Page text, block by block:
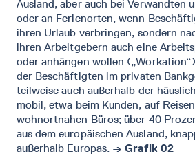
Ausland, aber auch bei Verwandten
oder an Ferienorten, wenn
ihren Urlaub verbringen, sondern
ihren Arbeitgebern auch eine
oder anhängen wollen
der Beschäftigten im privaten
teilweise auch außerhalb der
mobil, etwa beim Kunden, auf
wohnortnahen Büros; über 40
aus dem europäischen Ausland,
außerhalb Europas. → Grafik 02